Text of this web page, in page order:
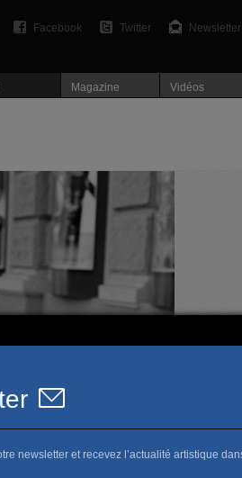
Newsletter
Twitter
Facebook
Magazine Vidéos